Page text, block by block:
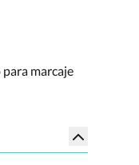
marcaje